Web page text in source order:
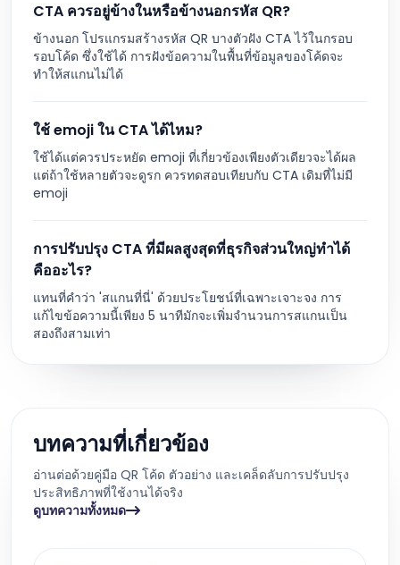
CTA ควรอยู่ข้างในหรือข้างนอกรหัส QR?
ข้างนอก โปรแกรมสร้างรหัส QR บางตัวฝัง CTA ไว้ในกรอบ
รอบโค้ด ซึ่งใช้ได้ การฝังข้อความในพื้นที่ข้อมูลของโค้ดจะ
ทำให้สแกนไม่ได้
ใช้ emoji ใน CTA ได้ไหม?
ใช้ได้แต่ควรประหยัด emoji ที่เกี่ยวข้องเพียงตัวเดียวจะได้ผล
แต่ถ้าใช้หลายตัวจะดูรก ควรทดสอบเทียบกับ CTA เดิมที่ไม่มี
emoji
การปรับปรุง CTA ที่มีผลสูงสุดที่ธุรกิจส่วนใหญ่ทำได้
คืออะไร?
แทนที่คำว่า 'สแกนที่นี่' ด้วยประโยชน์ที่เฉพาะเจาะจง การ
แก้ไขข้อความนี้เพียง 5 นาทีมักจะเพิ่มจำนวนการสแกนเป็น
สองถึงสามเท่า
บทความที่เกี่ยวข้อง
อ่านต่อด้วยคู่มือ QR โค้ด ตัวอย่าง และเคล็ดลับการปรับปรุง
ประสิทธิภาพที่ใช้งานได้จริง
ดูบทความทั้งหมด